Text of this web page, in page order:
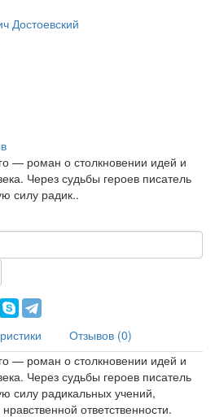
Достоевский
— роман о столкновении идей и
Через судьбы героев писатель
силу радик..
Отзывов (0)
— роман о столкновении идей и
Через судьбы героев писатель
силу радикальных учений,
ответственности.